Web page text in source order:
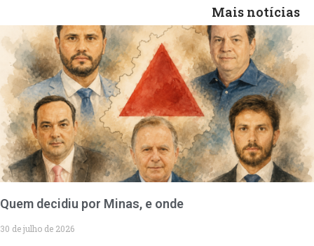
Mais notícias
Quem decidiu por Minas, e onde
30 de julho de 2026